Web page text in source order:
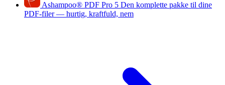
Ashampoo® PDF Pro 5 Den komplette pakke til dine
PDF-filer — hurtig, kraftfuld, nem